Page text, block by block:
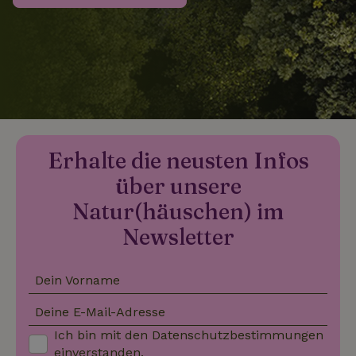
Erhalte die neusten Infos
über unsere
Natur(häuschen) im
Newsletter
Dein Vorname
Deine E-Mail-Adresse
Ich bin mit den Datenschutzbestimmungen
einverstanden.
_nhftconstraint_search-
www.naturhaeuschen.de
_nhftconstraint_search-
lowest-price
www.naturhaeuschen.de
_nhftconstraint_translations www.naturhaeuschen.de
_nhftconstraint_search-
geo-json